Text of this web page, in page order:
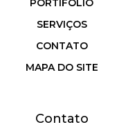
PORTIFÓLIO
SERVIÇOS
CONTATO
MAPA DO SITE
Contato